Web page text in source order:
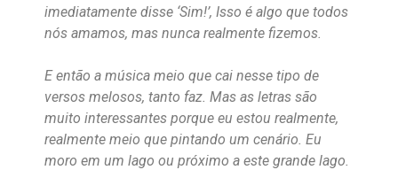
imediatamente disse ‘Sim!’, Isso é algo que todos
nós amamos, mas nunca realmente fizemos.
E então a música meio que cai nesse tipo de
versos melosos, tanto faz. Mas as letras são
muito interessantes porque eu estou realmente,
realmente meio que pintando um cenário. Eu
moro em um lago ou próximo a este grande lago.